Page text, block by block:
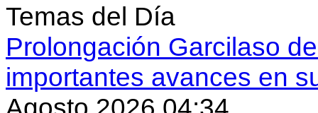
Temas del Día
Prolongación Garcilaso
importantes avances en